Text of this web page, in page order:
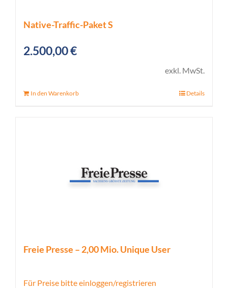
Native-Traffic-Paket S
2.500,00€
exkl. MwSt.
In den Warenkorb Details
Freie Presse – 2,00 Mio. Unique User
Für Preise bitte einloggen/registrieren